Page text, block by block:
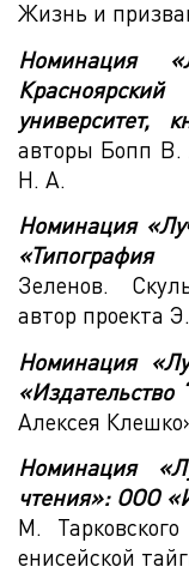
Жизнь и
Номинация
университет,
авторы Бопп В.
Н. А.
Номинация
Зеленов.
автор проекта
Номинация
«Издательство
Алексея
Номинация
чтения»: ООО
М.
енисейской